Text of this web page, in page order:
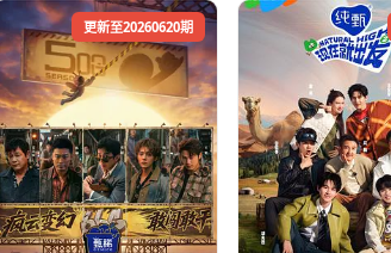
更新至20260620期